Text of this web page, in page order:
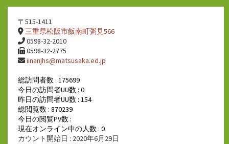
〒515-1411
三重県松阪市飯南町粥見566
0598-32-2010
0598-32-2775
iinanjhs@matsusaka.ed.jp
総訪問者数 : 175699
今日の訪問者UU数 : 0
昨日の訪問者UU数 : 154
総閲覧数 : 870239
今日の閲覧PV数 :
現在オンライン中の人数 : 0
カウント開始日 : 2020年6月29日